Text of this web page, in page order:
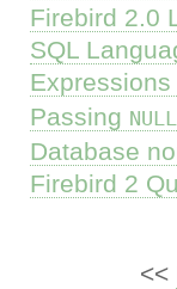
Firebird 2.0
SQL
Passing NULL
Database
Firebird 2
<<